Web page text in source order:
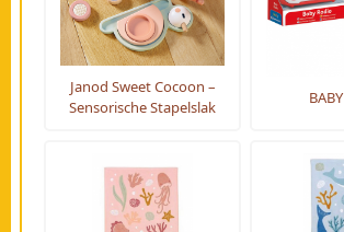
Janod Sweet Cocoon –
Sensorische Stapelslak